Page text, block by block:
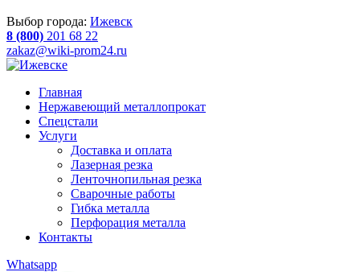
Выбор города: Ижевск
8 (800) 201 68 22
zakaz@wiki-prom24.ru
Главная
Нержавеющий металлопрокат
Спецстали
Услуги
Доставка и оплата
Лазерная резка
Ленточнопильная резка
Сварочные работы
Гибка металла
Перфорация металла
Контакты
Whatsapp